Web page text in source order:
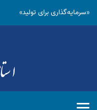
«سرمایه‌گذاری برای تولید»